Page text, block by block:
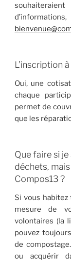
L’inscription
Oui, une
chaque
permet de
que les
Que faire si
déchets,
Compos13 ?
Si vous habitez
mesure de
volontaires (la
pouvez
de
ou acquérir